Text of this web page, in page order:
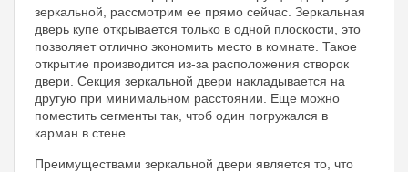
зеркальной, рассмотрим ее прямо сейчас. Зеркальная
дверь купе открывается только в одной плоскости, это
позволяет отлично экономить место в комнате. Такое
открытие производится из-за расположения створок
двери. Секция зеркальной двери накладывается на
другую при минимальном расстоянии. Еще можно
поместить сегменты так, чтоб один погружался в
карман в стене.
Преимуществами зеркальной двери является то, что